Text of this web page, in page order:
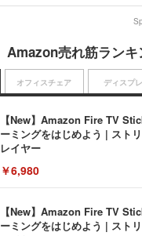
Amazon売れ筋ランキ
【New】Amazon Fire TV
ーミングをはじめよう | スト
レイヤー
￥6,980
【New】Amazon Fire TV
ーミングをはじめよう | スト
オフィスチェア ディスプ